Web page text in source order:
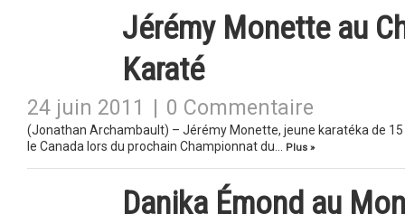
Jérémy Monette au
Karaté
24 juin 2011 0 Commentaire
(Jonathan Archambault) – Jérémy Monette, jeune karatéka de
le Canada lors du prochain Championnat du…
Plus »
Danika Émond au